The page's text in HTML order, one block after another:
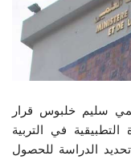
سليم خلبوس قرار
في التربية
الدراسة للحصول